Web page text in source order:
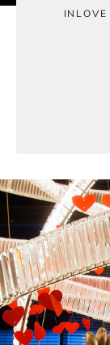
INLOVE